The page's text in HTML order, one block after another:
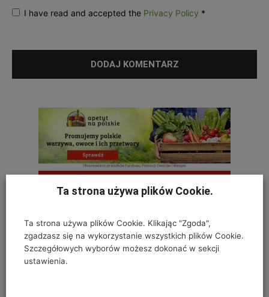
I have read and accepted the Privacy Policy *
Ta strona używa plików Cookie.
Ta strona używa plików Cookie. Klikając "Zgoda",
zgadzasz się na wykorzystanie wszystkich plików Cookie.
Szczegółowych wyborów możesz dokonać w sekcji
ustawienia.